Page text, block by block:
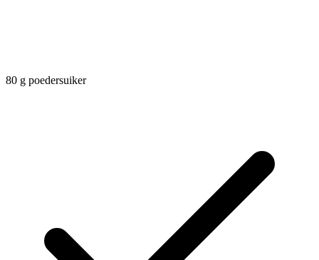
80 g poedersuiker